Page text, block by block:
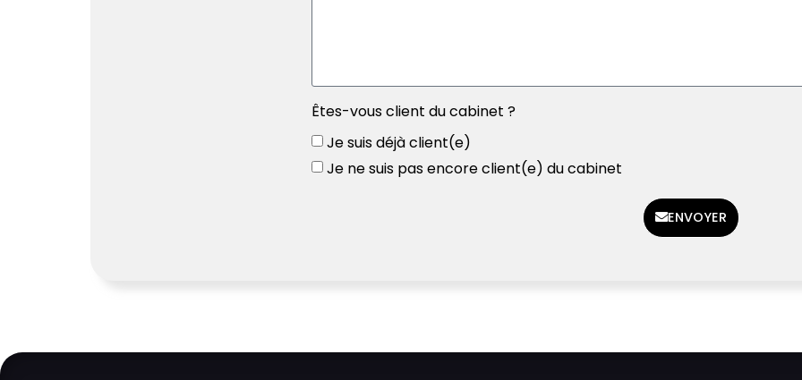
Êtes-vous client du cabinet ?
Je suis déjà client(e)
Je ne suis pas encore client(e) du cabinet
ENVOYER